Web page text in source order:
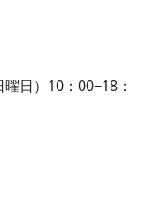
日）10：00−18：